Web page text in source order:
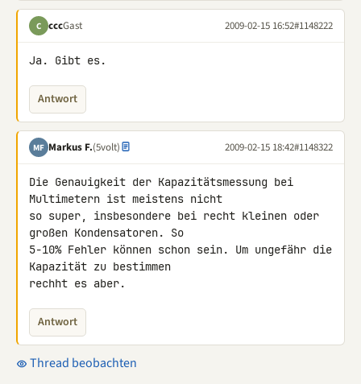
C cccGast 2009-02-15 16:52#1148222
Ja. Gibt es.
Antwort
MF Markus F.(5volt) 2009-02-15 18:42#1148322
Die Genauigkeit der Kapazitätsmessung bei
Multimetern ist meistens nicht
so super, insbesondere bei recht kleinen oder
großen Kondensatoren. So
5-10% Fehler können schon sein. Um ungefähr die
Kapazität zu bestimmen
rechht es aber.
Antwort
Thread beobachten